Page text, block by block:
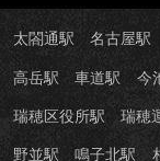
太閤通駅 名古屋駅
高岳駅 車道駅 今
瑞穂区役所駅 瑞穂
野並駅 鳴子北駅